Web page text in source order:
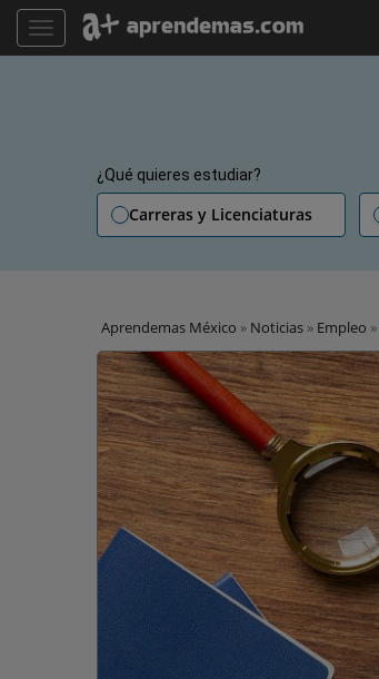
TOGGLE NAVIGATION
¿Qué quieres estudiar?
Carreras y Licenciaturas
Aprendemas México » Noticias » Empleo »